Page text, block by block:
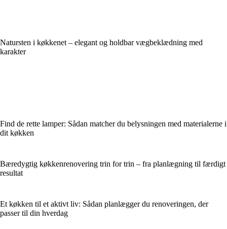
Natursten i køkkenet – elegant og holdbar vægbeklædning med
karakter
Find de rette lamper: Sådan matcher du belysningen med materialerne i
dit køkken
Bæredygtig køkkenrenovering trin for trin – fra planlægning til færdigt
resultat
Et køkken til et aktivt liv: Sådan planlægger du renoveringen, der
passer til din hverdag